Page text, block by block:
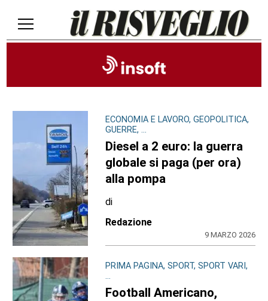
ECONOMIA E LAVORO, GEOPOLITICA,
GUERRE, ...
Diesel a 2 euro: la guerra
globale si paga (per ora)
alla pompa
di
Redazione
9 MARZO 2026
PRIMA PAGINA, SPORT, SPORT VARI,
...
Football Americano,